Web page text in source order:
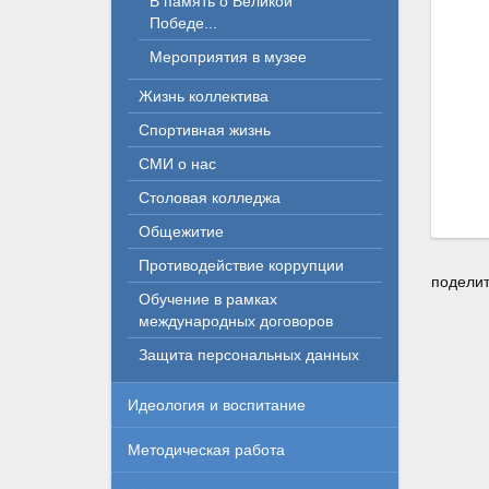
Победе...
Мероприятия в музее
Жизнь коллектива
Спортивная жизнь
СМИ о нас
Столовая колледжа
Общежитие
Противодействие коррупции
Обучение в рамках
международных договоров
Защита персональных данных
Идеология и воспитание
Методическая работа